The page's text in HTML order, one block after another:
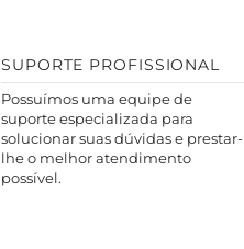
SUPORTE PROFISSIONAL
Possuímos uma equipe de
suporte especializada para
solucionar suas dúvidas e prestar-
lhe o melhor atendimento
possível.